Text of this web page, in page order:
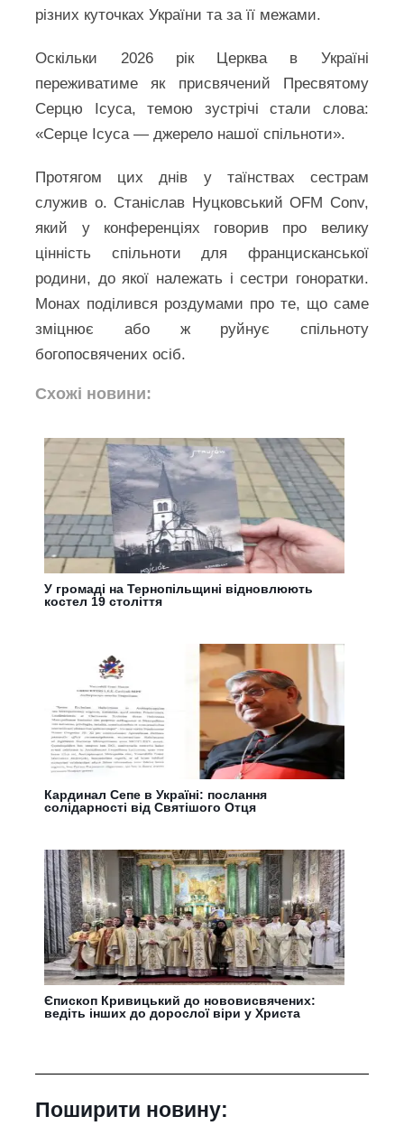
різних куточках України та за її межами.
Оскільки 2026 рік Церква в Україні
переживатиме як присвячений Пресвятому
Серцю Ісуса, темою зустрічі стали слова:
«Серце Ісуса — джерело нашої спільноти».
Протягом цих днів у таїнствах сестрам
служив о. Станіслав Нуцковський OFM Conv,
який у конференціях говорив про велику
цінність спільноти для францисканської
родини, до якої належать і сестри гоноратки.
Монах поділився роздумами про те, що саме
зміцнює або ж руйнує спільноту
богопосвячених осіб.
Схожі новини:
У громаді на Тернопільщині відновлюють
костел 19 століття
Кардинал Сепе в Україні: послання
солідарності від Святішого Отця
Єпископ Кривицький до нововисвячених:
ведіть інших до дорослої віри у Христа
Поширити новину: